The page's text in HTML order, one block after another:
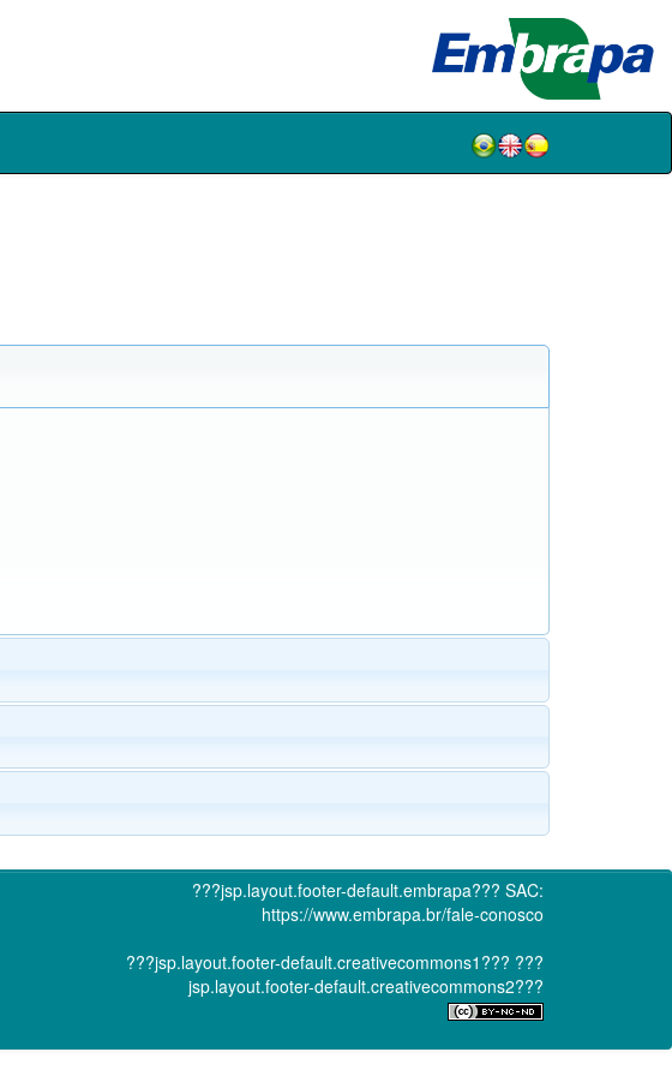
???jsp.layout.footer-default.embrapa??? SAC:
https://www.embrapa.br/fale-conosco
???jsp.layout.footer-default.creativecommons1??? ???
jsp.layout.footer-default.creativecommons2???